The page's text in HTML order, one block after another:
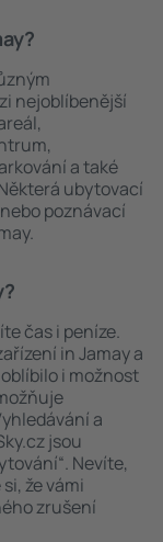
nejoblíbenější
a také
ubytovací
poznávací
čas i peníze.
in Jamay a
i možnost
a
jsou
Nevíte,
že vámi
zrušení